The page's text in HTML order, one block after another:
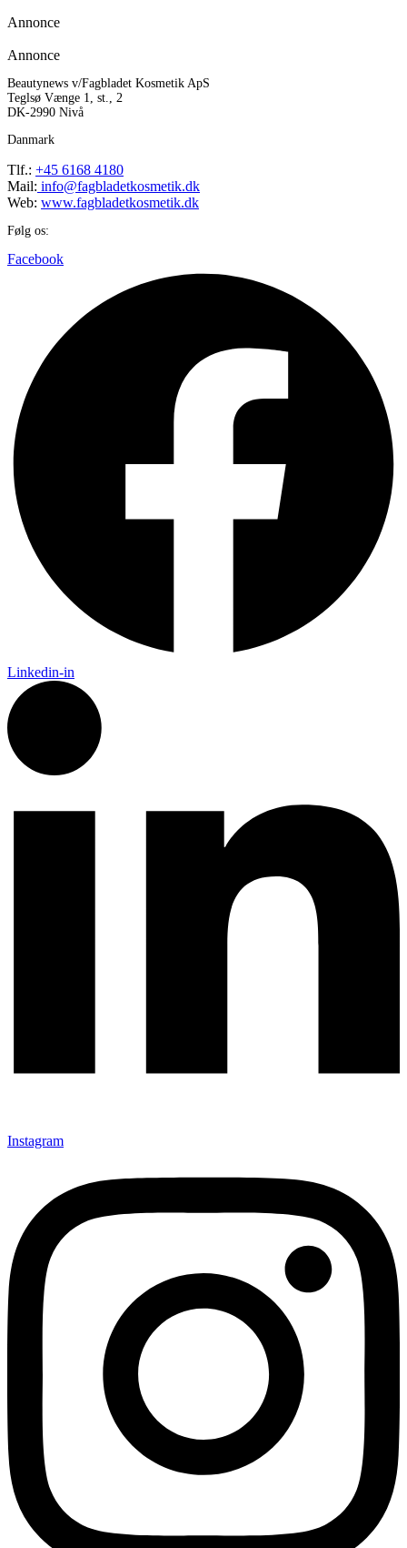
Annonce
Annonce
Beautynews v/Fagbladet Kosmetik ApS
Teglsø Vænge 1, st., 2
DK-2990 Nivå
Danmark
Tlf.: +45 6168 4180
Mail: info@fagbladetkosmetik.dk
Web: www.fagbladetkosmetik.dk
Følg os:
Facebook
Linkedin-in
Instagram